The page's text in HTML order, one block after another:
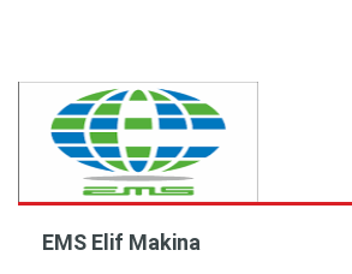
EMS Elif Makina